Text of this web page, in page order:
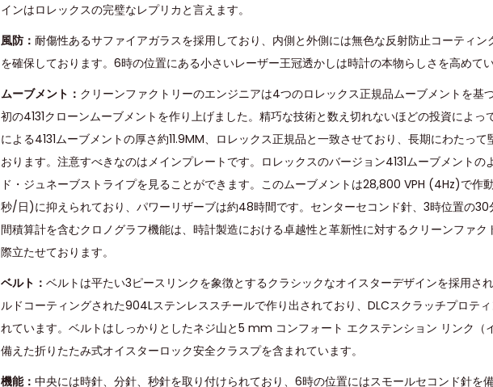
インはロレックスの完璧なレプリカと言えます。
風防： 耐傷性あるサファイアガラスを採用しており、内側と外側には無色な反射防止コーティ
を確保しております。6時の位置にある小さいレーザー王冠透かしは時計の本物らしさを高めてい
ムーブメント： クリーンファクトリーのエンジニアは4つのロレックス正規品ムーブメントを基
初の4131クローンムーブメントを作り上げました。精巧な技術と数え切れないほどの投資によっ
による4131ムーブメントの厚さ約11.9MM、ロレックス正規品と一致させており、長期にわたっ
おります。注意すべきなのはメインプレートです。ロレックスのバージョン4131ムーブメントの
ド・ジュネーブストライプを見ることができます。このムーブメントは28,800 VPH (4Hz)で
秒/日)に抑えられており、パワーリザーブは約48時間です。センターセコンド針、3時位置の30
間積算計を含むクロノグラフ機能は、時計製造における卓越性と革新性に対するクリーンファク
際立たせております。
ベルト： ベルトは平たい3ピースリンクを象徴とするクラシックなオイスターデザインを採用さ
ルドコーティングされた904Lステンレススチールで作り出されており、DLCスクラッチプロテ
れています。ベルトはしっかりとしたネジ山と5 mm コンフォート エクステンション リンク（
備えた折りたたみ式オイスターロック安全クラスプを含まれています。
機能： 中央には時針、分針、秒針を取り付けられており、6時の位置にはスモールセコンド針を